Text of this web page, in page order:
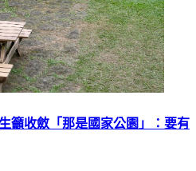
籲收斂「那是國家公園」：要有